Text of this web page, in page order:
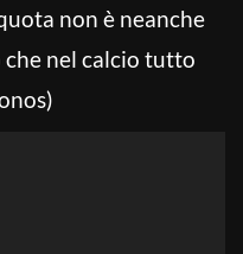
non è neanche
nel calcio tutto